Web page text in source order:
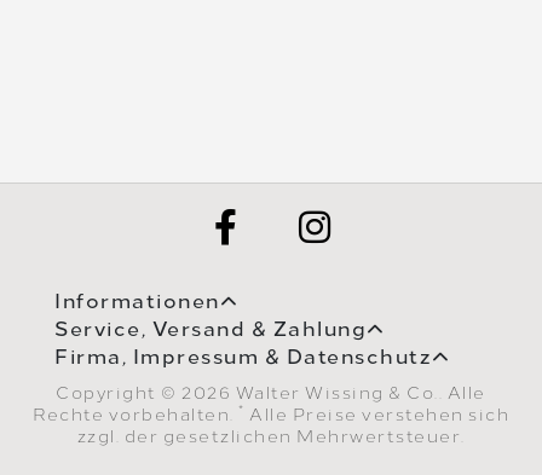
Informationen
Service, Versand & Zahlung
Firma, Impressum & Datenschutz
Copyright © 2026 Walter Wissing & Co.. Alle
Rechte vorbehalten.
* Alle Preise verstehen sich
zzgl. der gesetzlichen Mehrwertsteuer.